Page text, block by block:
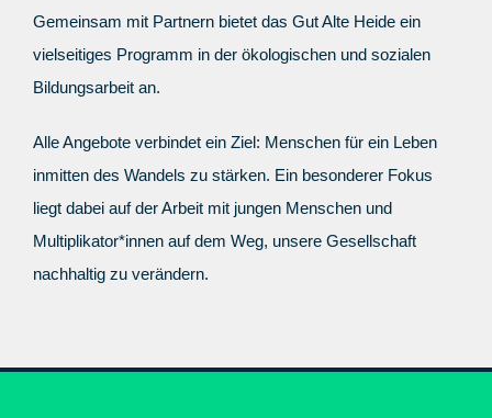
Gemeinsam mit Partnern bietet das Gut Alte Heide ein
vielseitiges Programm in der ökologischen und sozialen
Bildungsarbeit an.
Alle Angebote verbindet ein Ziel: Menschen für ein Leben
inmitten des Wandels zu stärken. Ein besonderer Fokus
liegt dabei auf der Arbeit mit jungen Menschen und
Multiplikator*innen auf dem Weg, unsere Gesellschaft
nachhaltig zu verändern.